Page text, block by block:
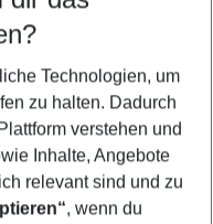
del Sol für 2026
Technologien, um
zu halten. Dadurch
verstehen und
Inhalte, Angebote
relevant sind und zu
, wenn du